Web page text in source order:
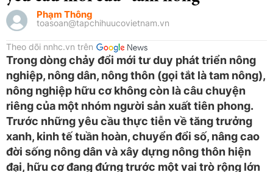
Phạm Thông
toasoan@tapchihuucovietnam.vn
Theo dõi nnhc.vn trên
Trong dòng chảy đổi mới tư duy phát triển nông
nghiệp, nông dân, nông thôn (gọi tắt là tam nông),
nông nghiệp hữu cơ không còn là câu chuyện
riêng của một nhóm người sản xuất tiên phong.
Trước những yêu cầu thực tiễn về tăng trưởng
xanh, kinh tế tuần hoàn, chuyển đổi số, nâng cao
đời sống nông dân và xây dựng nông thôn hiện
đại, hữu cơ đang đứng trước một vai trò rộng lớn